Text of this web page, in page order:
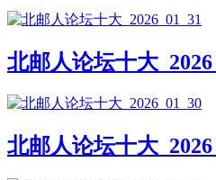
北邮人论坛十大
北邮人论坛十大